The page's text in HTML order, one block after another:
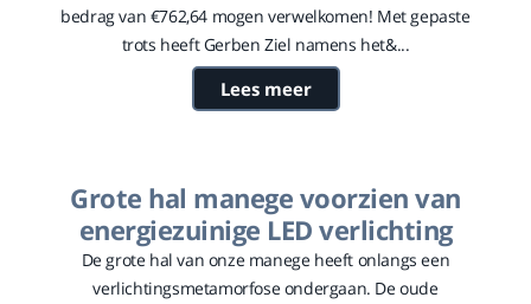
bedrag van €762,64 mogen verwelkomen! Met gepaste
trots heeft Gerben Ziel namens het&...
Lees meer
Grote hal manege voorzien van
energiezuinige LED verlichting
De grote hal van onze manege heeft onlangs een
verlichtingsmetamorfose ondergaan. De oude